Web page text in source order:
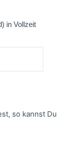
in Vollzeit
so kannst Du